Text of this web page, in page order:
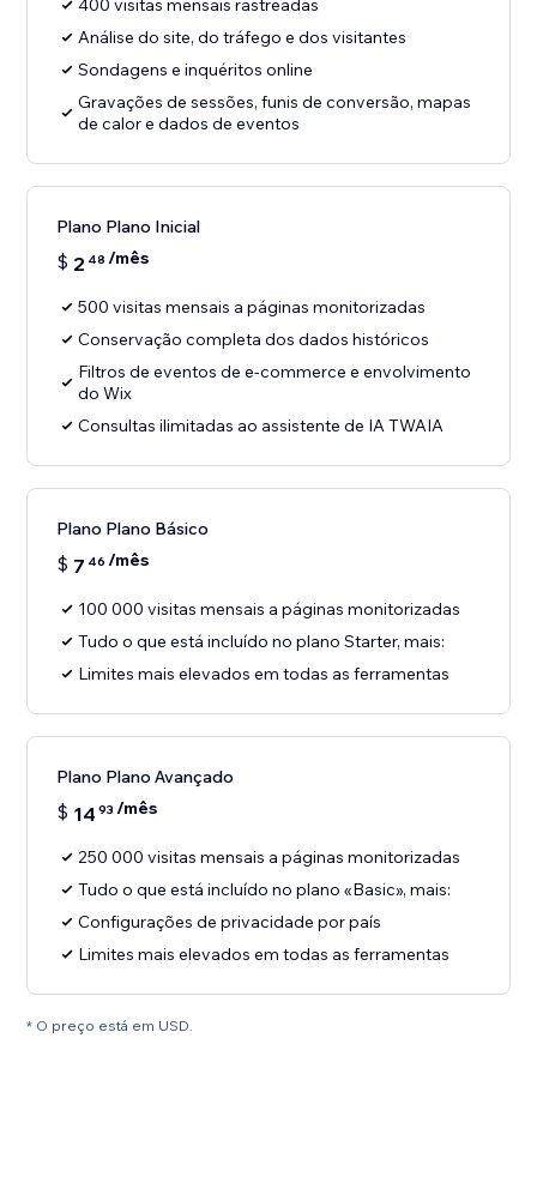
400 visitas mensais rastreadas
Análise do site, do tráfego e dos visitantes
Sondagens e inquéritos online
Gravações de sessões, funis de conversão, mapas
de calor e dados de eventos
Plano Plano Inicial
$ 2 48 /mês
500 visitas mensais a páginas monitorizadas
Conservação completa dos dados históricos
Filtros de eventos de e-commerce e envolvimento
do Wix
Consultas ilimitadas ao assistente de IA TWAIA
Plano Plano Básico
$ 7 46 /mês
100 000 visitas mensais a páginas monitorizadas
Tudo o que está incluído no plano Starter, mais:
Limites mais elevados em todas as ferramentas
Plano Plano Avançado
$ 14 93 /mês
250 000 visitas mensais a páginas monitorizadas
Tudo o que está incluído no plano «Basic», mais:
Configurações de privacidade por país
Limites mais elevados em todas as ferramentas
* O preço está em USD.